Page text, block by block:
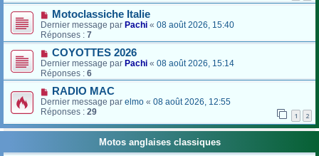
Motoclassiche Italie
Dernier message par Pachi « 08 août 2026, 15:40
Réponses : 7
COYOTTES 2026
Dernier message par Pachi « 08 août 2026, 15:14
Réponses : 6
RADIO MAC
Dernier message par elmo « 08 août 2026, 12:55
Réponses : 29 1 2
Motos anglaises classiques